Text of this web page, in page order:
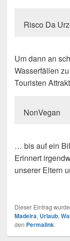
Risco Da
Um dann an
Wasserfällen
Touristen
NonVegan
… bis auf ein
Erinnert
unserer Eltern
Dieser Eintrag
Madeira, Urlaub,
den Permalink.